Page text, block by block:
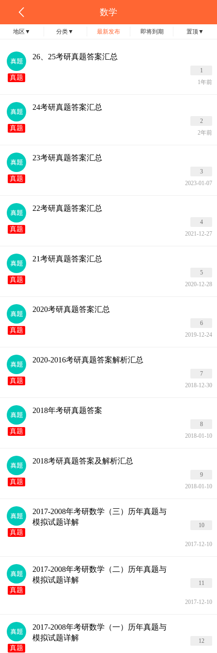
数学
地区 ▼ 分类▼ 最新发布 即将到期 置顶▼
真题
26、25考研真题答案汇总
1
1年前
真题
24考研真题答案汇总
2
2年前
真题
23考研真题答案汇总
3
2023-01-07
真题
22考研真题答案汇总
4
2021-12-27
真题
21考研真题答案汇总
5
2020-12-28
真题
2020考研真题答案汇总
6
2019-12-24
真题
2020-2016考研真题答案解析汇总
7
2018-12-30
真题
2018年考研真题答案
8
2018-01-10
真题
2018考研真题答案及解析汇总
9
2018-01-10
真题
2017-2008年考研数学（三）历年真题与
模拟试题详解
10
2017-12-10
真题
2017-2008年考研数学（二）历年真题与
模拟试题详解
11
2017-12-10
真题
2017-2008年考研数学（一）历年真题与
模拟试题详解
12